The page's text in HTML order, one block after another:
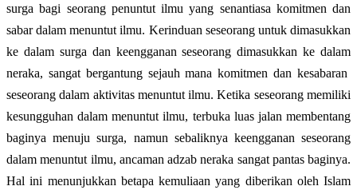
surga bagi seorang penuntut ilmu yang senantiasa komitmen dan
sabar dalam menuntut ilmu. Kerinduan seseorang untuk dimasukkan
ke dalam surga dan keengganan seseorang dimasukkan ke dalam
neraka, sangat bergantung sejauh mana komitmen dan kesabaran
seseorang dalam aktivitas menuntut ilmu. Ketika seseorang memiliki
kesungguhan dalam menuntut ilmu, terbuka luas jalan membentang
baginya menuju surga, namun sebaliknya keengganan seseorang
dalam menuntut ilmu, ancaman adzab neraka sangat pantas baginya.
Hal ini menunjukkan betapa kemuliaan yang diberikan oleh Islam